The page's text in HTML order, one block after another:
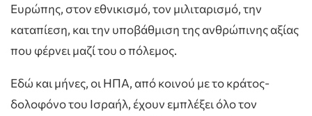
Ευρώπης, στον εθνικισμό, τον μιλιταρισμό, την
καταπίεση, και την υποβάθμιση της ανθρώπινης αξίας
που φέρνει μαζί του ο πόλεμος.
Εδώ και μήνες, οι ΗΠΑ, από κοινού με το κράτος-
δολοφόνο του Ισραήλ, έχουν εμπλέξει όλο τον